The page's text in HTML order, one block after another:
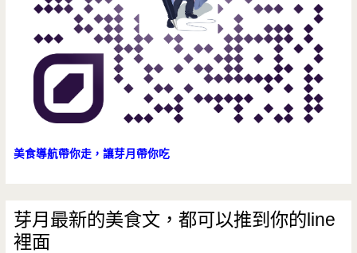
美食導航帶你走，讓芽月帶你吃
芽月最新的美食文，都可以推到你的line
裡面